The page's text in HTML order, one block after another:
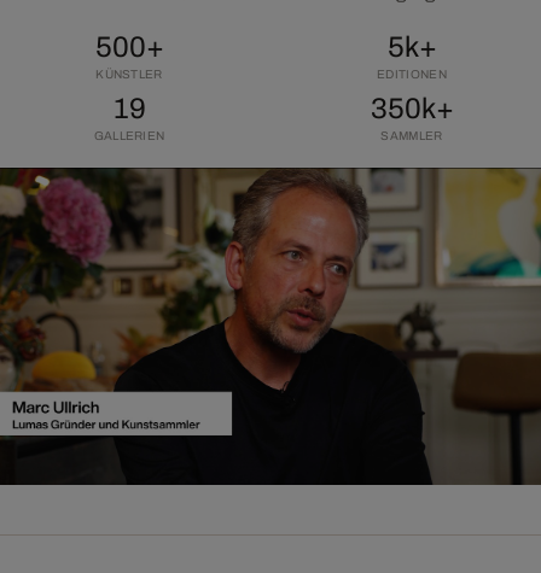
500+
KÜNSTLER
5k+
EDITIONEN
19
GALLERIEN
350k+
SAMMLER